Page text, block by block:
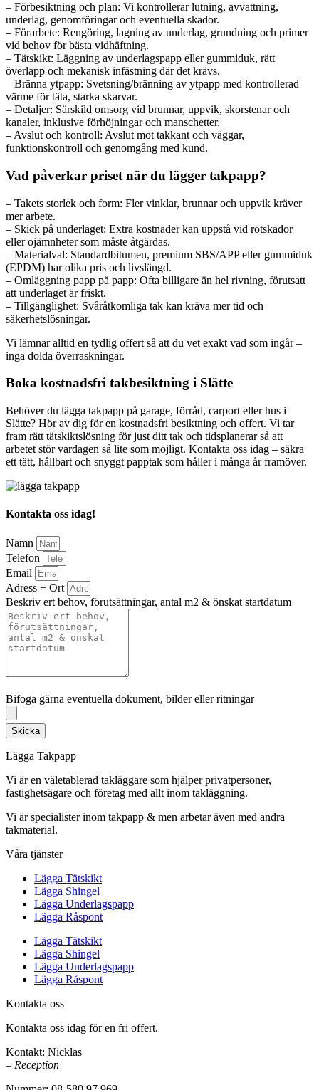
– Förbesiktning och plan: Vi kontrollerar lutning, avvattning,
underlag, genomföringar och eventuella skador.
– Förarbete: Rengöring, lagning av underlag, grundning och primer
vid behov för bästa vidhäftning.
– Tätskikt: Läggning av underlagspapp eller gummiduk, rätt
överlapp och mekanisk infästning där det krävs.
– Bränna ytpapp: Svetsning/bränning av ytpapp med kontrollerad
värme för täta, starka skarvar.
– Detaljer: Särskild omsorg vid brunnar, uppvik, skorstenar och
kanaler, inklusive förhöjningar och manschetter.
– Avslut och kontroll: Avslut mot takkant och väggar,
funktionskontroll och genomgång med kund.
Vad påverkar priset när du lägger takpapp?
– Takets storlek och form: Fler vinklar, brunnar och uppvik kräver
mer arbete.
– Skick på underlaget: Extra kostnader kan uppstå vid rötskador
eller ojämnheter som måste åtgärdas.
– Materialval: Standardbitumen, premium SBS/APP eller gummiduk
(EPDM) har olika pris och livslängd.
– Omläggning papp på papp: Ofta billigare än hel rivning, förutsatt
att underlaget är friskt.
– Tillgänglighet: Svåråtkomliga tak kan kräva mer tid och
säkerhetslösningar.
Vi lämnar alltid en tydlig offert så att du vet exakt vad som ingår –
inga dolda överraskningar.
Boka kostnadsfri takbesiktning i Slätte
Behöver du lägga takpapp på garage, förråd, carport eller hus i
Slätte? Hör av dig för en kostnadsfri besiktning och offert. Vi tar
fram rätt tätskiktslösning för just ditt tak och tidsplanerar så att
arbetet stör vardagen så lite som möjligt. Kontakta oss idag – säkra
ett tätt, hållbart och snyggt papptak som håller i många år framöver.
Kontakta oss idag!
Namn
Telefon
Email
Adress + Ort
Beskriv ert behov, förutsättningar, antal m2 & önskat startdatum
Bifoga gärna eventuella dokument, bilder eller ritningar
Skicka
Lägga Takpapp
Vi är en väletablerad takläggare som hjälper privatpersoner,
fastighetsägare och företag med allt inom takläggning.
Vi är specialister inom takpapp & men arbetar även med andra
takmaterial.
Våra tjänster
Lägga Tätskikt
Lägga Shingel
Lägga Underlagspapp
Lägga Råspont
Lägga Tätskikt
Lägga Shingel
Lägga Underlagspapp
Lägga Råspont
Kontakta oss
Kontakta oss idag för en fri offert.
Kontakt: Nicklas
– Reception